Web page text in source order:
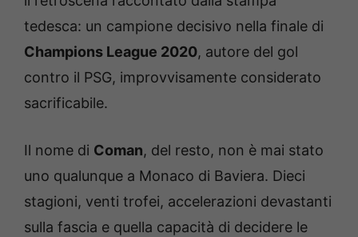
tedesca: un campione decisivo nella finale di
Champions League 2020, autore del gol
contro il PSG, improvvisamente considerato
sacrificabile.
Il nome di Coman, del resto, non è mai stato
uno qualunque a Monaco di Baviera. Dieci
stagioni, venti trofei, accelerazioni devastanti
sulla fascia e quella capacità di decidere le